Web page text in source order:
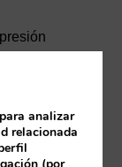
reduce el
analizar
relacionada
(por